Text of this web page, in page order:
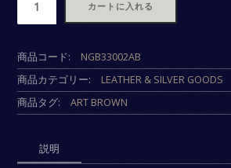
カートに入れる
商品コード:
NGB33002AB
商品カテゴリー:
LEATHER & SILVER GOODS
商品タグ:
ART BROWN
説明